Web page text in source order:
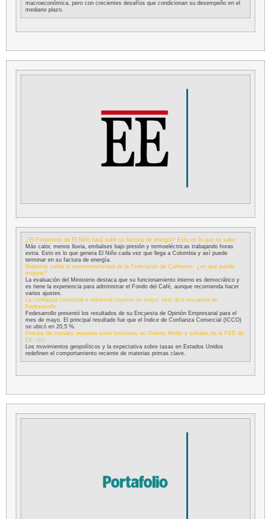
macroeconómica, pero con crecientes desafíos que condicionan su desempeño en el
mediano plazo.
¿El Fenómeno de El Niño hará subir su factura de energía? Esto es lo que se sabe
Más calor, menos lluvia, embalses bajo presión y termoeléctricas trabajando horas
extra. Esto es lo que genera El Niño cada vez que llega a Colombia y así puede
terminar en su factura de energía.
Gobierno valida la representatividad de la Federación de Cafeteros: ¿en qué puede
mejorar?
La evaluación del Ministerio destaca que su funcionamiento interno es democrático y
es tiene la experiencia para administrar el Fondo del Café, aunque recomienda hacer
varios ajustes.
La confianza comercial e industrial cayeron en mayo: esto dice encuesta de
Fedesarrollo
Fedesarrollo presentó los resultados de su Encuesta de Opinión Empresarial para el
mes de mayo. El principal resultado fue que el Índice de Confianza Comercial (ICCO)
se ubicó en 20,5 %.
Precios de metales repuntan entre tensiones en Oriente Medio y señales de la FED de
EE. UU.
Los movimientos geopolíticos y la expectativa sobre tasas en Estados Unidos
redefinen el comportamiento reciente de materias primas clave.